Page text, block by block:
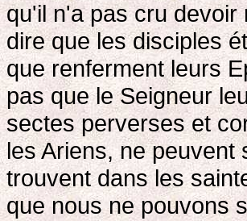
qu'il n'a pas cru devoir
dire que les disciples
que renferment leurs
pas que le Seigneur
sectes perverses et
les Ariens, ne
trouvent dans les
que nous ne pouvons